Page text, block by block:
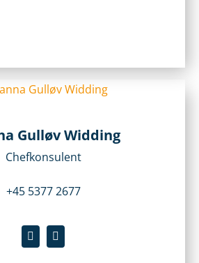
Gulløv Widding
Chefkonsulent
+45 5377 2677